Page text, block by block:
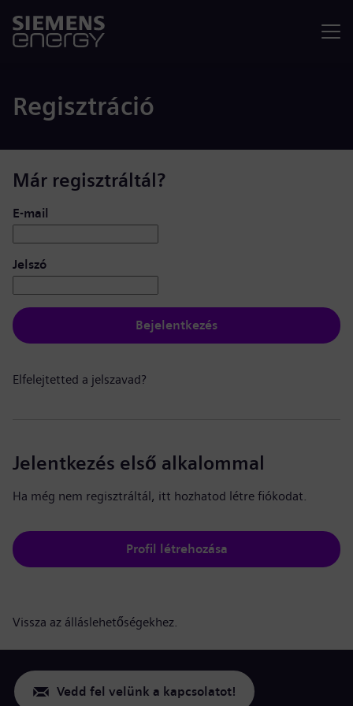
Regisztráció
Már regisztráltál?
Bejelentkezés: felhasználó és jelszó
E-mail
Jelszó
Bejelentkezés
Elfelejtetted a jelszavad?
Jelentkezés első alkalommal
Ha még nem regisztráltál, itt hozhatod létre fiókodat.
Profil létrehozása
Vissza az álláslehetőségekhez.
Vedd fel velünk a kapcsolatot!